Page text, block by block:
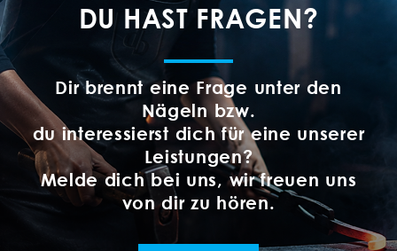
DU HAST FRAGEN?
Dir brennt eine Frage unter den
Nägeln bzw.
du interessierst dich für eine unserer
Leistungen?
Melde dich bei uns, wir freuen uns
von dir zu hören.